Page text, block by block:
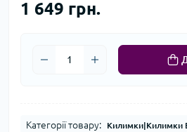
1 649 грн.
Категорії товару: Килимки|Килимки